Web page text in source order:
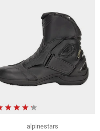
alpinestars